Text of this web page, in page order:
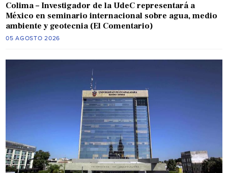
Colima – Investigador de la UdeC representará a
México en seminario internacional sobre agua, medio
ambiente y geotecnia (El Comentario)
05 AGOSTO 2026